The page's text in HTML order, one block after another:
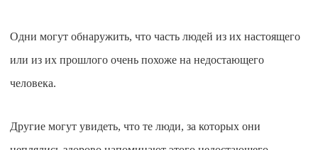
Одни могут обнаружить, что часть людей из их настоящего
или из их прошлого очень похоже на недостающего
человека.
Другие могут увидеть, что те люди, за которых они